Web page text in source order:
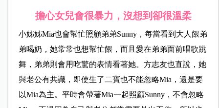
擔心女兒會很暴力，沒想到卻很溫柔
小姊姊Mia也會幫忙照顧弟弟Sunny，每當看到大人餵弟
弟喝奶，她常常也想幫忙餵，而且愛在弟弟面前唱歌跳
舞，弟弟則會用吃驚的表情看著她。方志友也直說，她
與老公有共識，即使生了二寶也不能忽略Mia，還是要
以Mia為主。平時會帶著Mia一起照顧Sunny，不會忽略